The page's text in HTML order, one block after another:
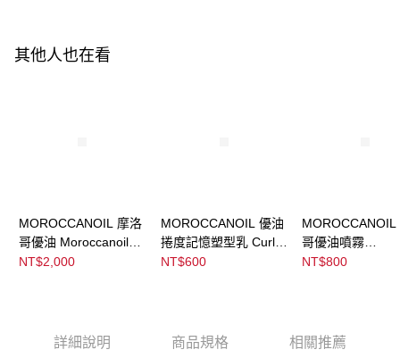
※ 請注意：結帳手續完成當下不需立刻繳費，但若您需要取消訂單，請聯絡
權轉讓予恩沛科技股份有限公司。
２．關於個人資料處理事宜，請瀏覽以下網址：
https://aftee.tw/terms/#terms3
３．未成年的使用者請事先徵得法定代理人或監護人之同意方可使用
時審查核予不同之上限額度；若仍有額度不足之情形，本公司將視審查結果
請求用戶進行身份認證。
其他人也在看
MOROCCANOIL 摩洛
哥優油 Moroccanoil
Treatment
NT$2,000
MOROCCANOIL 優油
捲度記憶塑型乳 Curl
Defining Cream
NT$600
MOROCCANOIL
哥優油噴霧
Moroccanoil
NT$800
詳細說明 商品規格 相關推薦